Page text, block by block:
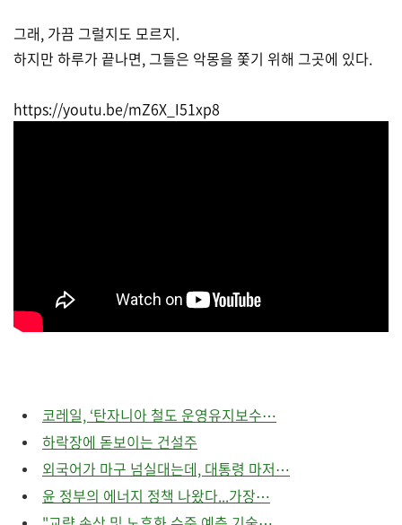
그래, 가끔 그럴지도 모르지.
하지만 하루가 끝나면, 그들은 악몽을 쫓기 위해 그곳에 있다.
https://youtu.be/mZ6X_I51xp8
코레일, ‘탄자니아 철도 운영유지보수⋯
하락장에 돋보이는 건설주
외국어가 마구 넘실대는데, 대통령 마저⋯
윤 정부의 에너지 정책 나왔다...가장⋯